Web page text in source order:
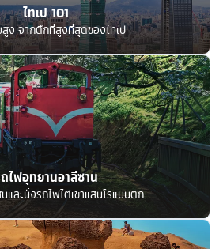
ไทเป 101
ง จากตึกที่สูงที่สุดของไทเป
ไฟอุทยานอาลีซาน
และนั่งรถไฟไต่เขาแสนโรแมนติก